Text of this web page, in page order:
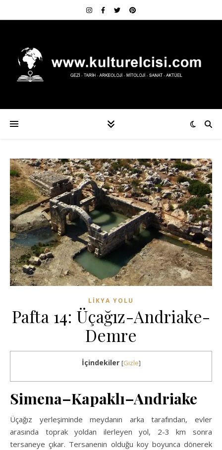
LIKYA YOLU
Pafta 14: Üçağız-Andriake-
Demre
İçindekiler [Gizle]
Simena–Kapaklı–Andriake
Üçağız yerleşiminde meydanın arka tarafından, evler
arasında toprak yoldan ilerleyen yol, 2-3 km sonra
tersaneye çıkar. Tersanenin olduğu koy boyunca dönerek